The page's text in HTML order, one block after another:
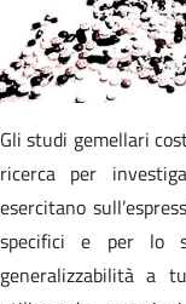
Gli studi gemellari
ricerca per
esercitano
specifici e per lo
generalizzabilità a